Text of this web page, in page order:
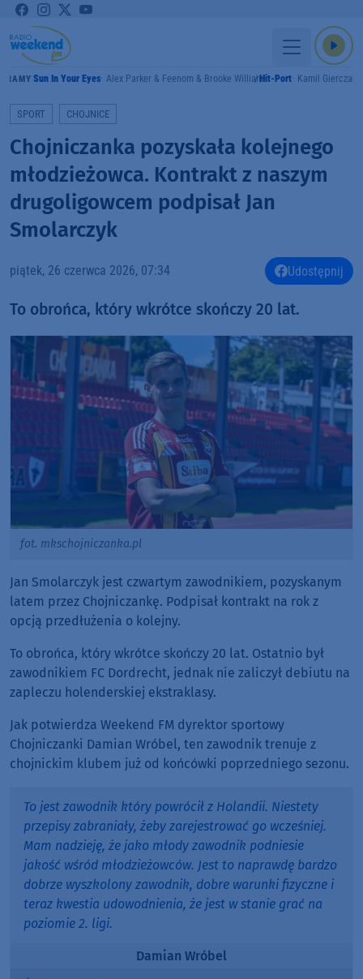
GRAMY Sun In Your Eyes Alex Parker & Feenom & Brooke WilliamsHit-Port Kamil Gierczak
SPORT CHOJNICE
Chojniczanka pozyskała kolejnego
młodzieżowca. Kontrakt z naszym
drugoligowcem podpisał Jan
Smolarczyk
piątek, 26 czerwca 2026, 07:34 Udostępnij
To obrońca, który wkrótce skończy 20 lat.
fot. mkschojniczanka.pl
Jan Smolarczyk jest czwartym zawodnikiem, pozyskanym
latem przez Chojniczankę. Podpisał kontrakt na rok z
opcją przedłużenia o kolejny.
To obrońca, który wkrótce skończy 20 lat. Ostatnio był
zawodnikiem FC Dordrecht, jednak nie zaliczył debiutu na
zapleczu holenderskiej ekstraklasy.
Jak potwierdza Weekend FM dyrektor sportowy
Chojniczanki Damian Wróbel, ten zawodnik trenuje z
chojnickim klubem już od końcówki poprzedniego sezonu.
To jest zawodnik który powrócił z Holandii. Niestety
przepisy zabraniały, żeby zarejestrować go wcześniej.
Mam nadzieję, że jako młody zawodnik podniesie
jakość wśród młodzieżowców. Jest to naprawdę bardzo
dobrze wyszkolony zawodnik, dobre warunki fizyczne i
teraz kwestia udowodnienia, że jest w stanie grać na
poziomie 2. ligi.
Damian Wróbel